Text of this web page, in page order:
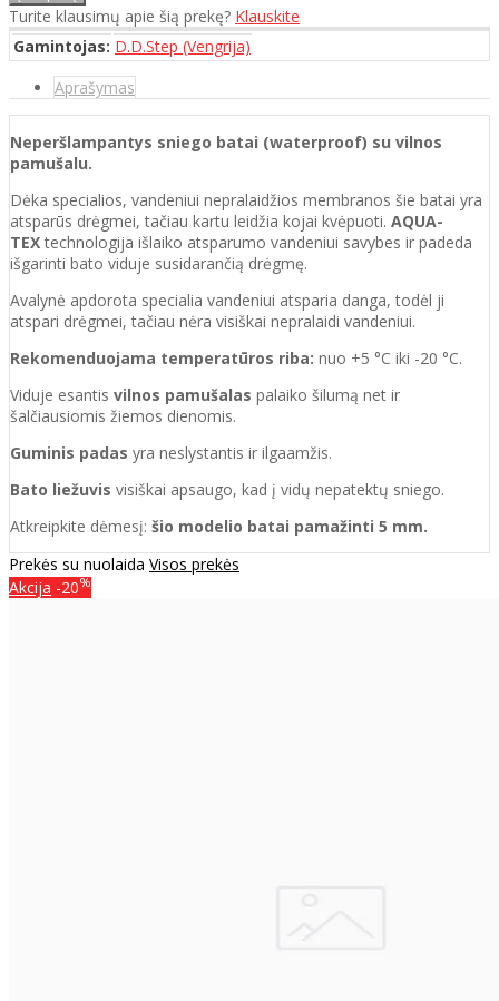
Turite klausimų apie šią prekę? Klauskite
Gamintojas: D.D.Step (Vengrija)
Aprašymas
Neperšlampantys sniego batai (waterproof) su vilnos
pamušalu.
Dėka specialios, vandeniui nepralaidžios membranos šie batai yra
atsparūs drėgmei, tačiau kartu leidžia kojai kvėpuoti. AQUA-
TEXtechnologija išlaiko atsparumo vandeniui savybes ir padeda
išgarinti bato viduje susidarančią drėgmę.
Avalynė apdorota specialia vandeniui atsparia danga, todėl ji
atspari drėgmei, tačiau nėra visiškai nepralaidi vandeniui.
Rekomenduojama temperatūros riba: nuo +5 °C iki -20 °C.
Viduje esantis vilnos pamušalas palaiko šilumą net ir
šalčiausiomis žiemos dienomis.
Guminis padas yra neslystantis ir ilgaamžis.
Bato liežuvis visiškai apsaugo, kad į vidų nepatektų sniego.
Atkreipkite dėmesį: šio modelio batai pamažinti 5 mm.
Prekės su nuolaida Visos prekės
Akcija -20%